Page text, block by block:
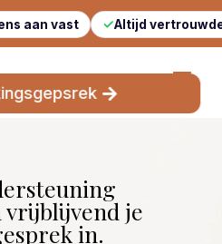
Altijd vertrouwde gezichten
vrijblijvend je
in.